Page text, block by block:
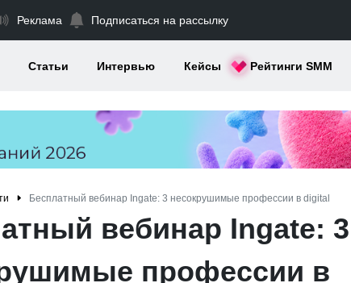
Реклама Подписаться на рассылку
Статьи Интервью Кейсы Рейтинги SMM
Бесплатный вебинар Ingate: 3 несокрушимые профессии в digital
вебинар Ingate: 3
профессии в